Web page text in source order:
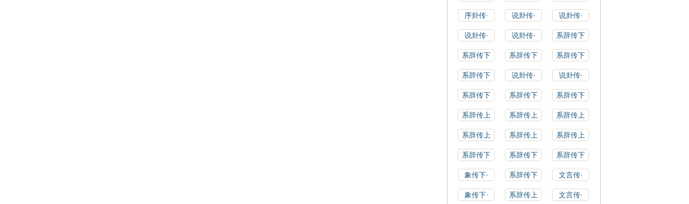
序卦传· 说卦传· 说卦传·
说卦传· 说卦传· 系辞传下
系辞传下 系辞传下 系辞传下
系辞传下 说卦传· 说卦传·
系辞传下 系辞传下 系辞传下
系辞传上 系辞传上 系辞传上
系辞传上 系辞传上 系辞传上
系辞传下 系辞传下 系辞传下
象传下· 系辞传下 文言传·
象传下· 系辞传上 文言传·